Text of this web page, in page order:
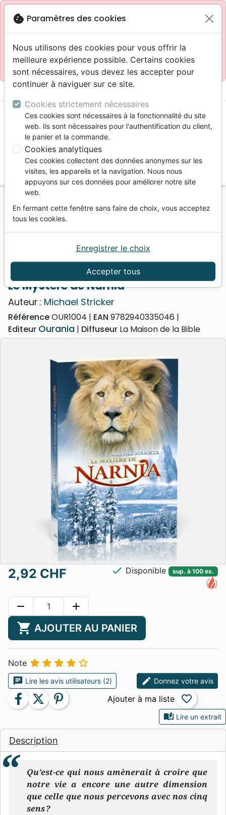
blockSite réservé aux professionnels
Accès pour les professionnels : Se connecter
Site pour le grand public : La Maison de la Bible
menu
Vous ne pouvez pas créer de nouvelle commande
depuis votre pays (United States).
Evangelisation
Livres d'évangélisation
Mystère de Narnia (Le)
Le Mystère de Narnia
Auteur : Michael Stricker
RéférenceOUR1004 EAN 9782940335046
Editeur Ourania Diffuseur La Maison de la Bible
auto_stories Lire un extrait
Description
Qu’est-ce qui nous amènerait à croire que
notre vie a encore une autre dimension
que celle que nous percevons avec nos cinq
sens ?
2,92 CHF check Disponible sup. à 100 ex.
remove add
shopping_cart AJOUTER AU PANIER
Note     
chat Lire les avis utilisateurs (2) edit Donnez votre avis
facebook twitter pinterest favorite_border
cookie Paramètres des cookies
Nous utilisons des cookies pour vous offrir la
meilleure expérience possible. Certains cookies
sont nécessaires, vous devez les accepter pour
continuer à naviguer sur ce site.
Cookies strictement nécessaires
Ces cookies sont nécessaires à la fonctionnalité du site
web. Ils sont nécessaires pour l'authentification du client,
le panier et la commande.
Cookies analytiques
Ces cookies collectent des données anonymes sur les
visites, les appareils et la navigation. Nous nous
appuyons sur ces données pour améliorer notre site
web.
En fermant cette fenêtre sans faire de choix, vous acceptez
tous les cookies.
Accepter tous
Enregistrer le choix